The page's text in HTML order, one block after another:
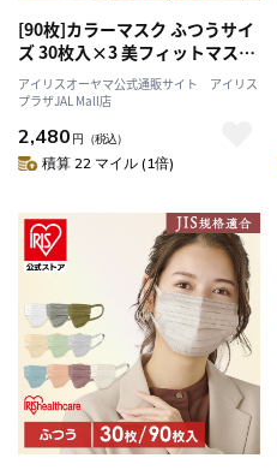
[90枚]カラーマスク ふつうサイ
ズ 30枚入×3 美フィットマスク
ピンクベージュ
アイリスオーヤマ公式通販サイト アイリス
プラザJAL Mall店
2,480 円 （税込）
積算 22 マイル (1倍)